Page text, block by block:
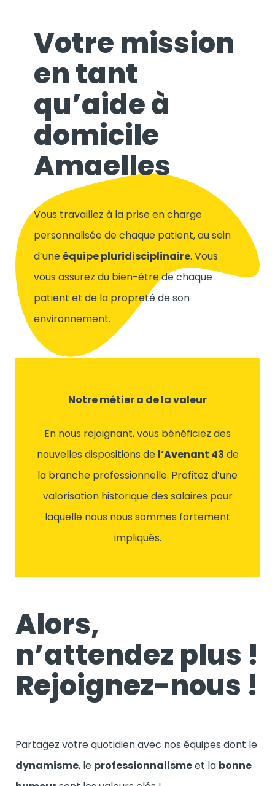
Votre mission
en tant
qu’aide à
domicile
Amaelles
Vous travaillez à la prise en charge
personnalisée de chaque patient, au sein
d’uneéquipe pluridisciplinaire. Vous
vous assurez du bien-être de chaque
patient et de la propreté de son
environnement.
Notre métier a de la valeur
En nous rejoignant, vous bénéficiez des
nouvelles dispositions de l’Avenant 43 de
la branche professionnelle. Profitez d’une
valorisation historique des salaires pour
laquelle nous nous sommes fortement
impliqués.
Alors,
n’attendez plus !
Rejoignez-nous !
Partagez votre quotidien avec nos équipes dont le
dynamisme, le professionnalismeet la bonne